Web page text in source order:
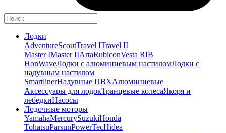
Лодки
AdventureScoutTravel ITravel II
Master IMaster IIArtaRubiconVesta RIB
HonWaveЛодки с алюминиевым настиломЛодки с
надувным настилом
SmartlinerНадувные ПВХАлюминиевые
Аксессуары для лодокТранцевые колесаЯкоря и
лебедкиНасосы
Лодочные моторы
YamahaMercurySuzukiHonda
TohatsuParsunPowerTecHidea